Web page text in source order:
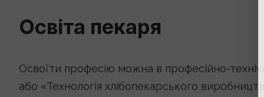
Освіта пекаря
Освоїти професію можна в професійно-
або «Технологія хлібопекарського